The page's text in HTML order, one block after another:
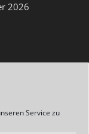
Service zu
2026